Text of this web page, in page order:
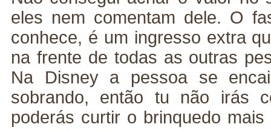
eles nem comentam dele. O
conhece, é um ingresso extra
na frente de todas as outras
Na Disney a pessoa se
sobrando, então tu não irás
poderás curtir o brinquedo